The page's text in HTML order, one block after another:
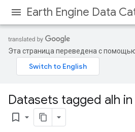
Earth Engine Data
Эта страница переведена с
Datasets tagged alh in
bookmark_border